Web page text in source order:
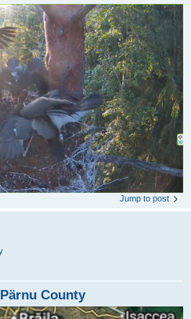
Jump to post
County